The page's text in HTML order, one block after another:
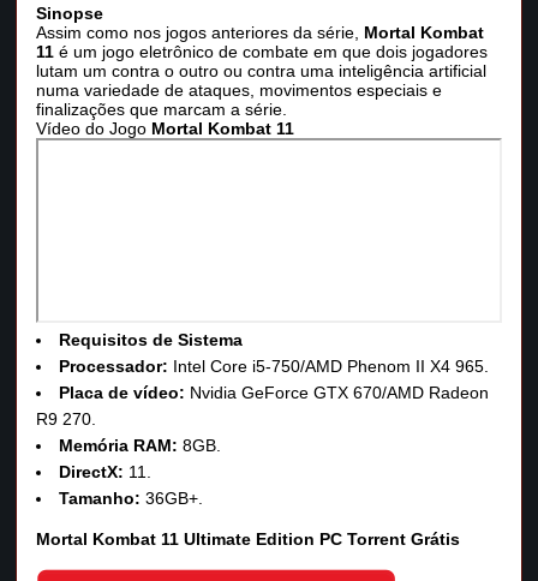
Sinopse
Assim como nos jogos anteriores da série, Mortal Kombat
11 é um jogo eletrônico de combate em que dois jogadores
lutam um contra o outro ou contra uma inteligência artificial
numa variedade de ataques, movimentos especiais e
finalizações que marcam a série.
Vídeo do Jogo Mortal Kombat 11
Requisitos de Sistema
Processador: Intel Core i5-750/AMD Phenom II X4 965.
Placa de vídeo: Nvidia GeForce GTX 670/AMD Radeon
R9 270.
Memória RAM:8GB.
DirectX: 11.
Tamanho:36GB+.
Mortal Kombat 11 Ultimate Edition PC Torrent Grátis